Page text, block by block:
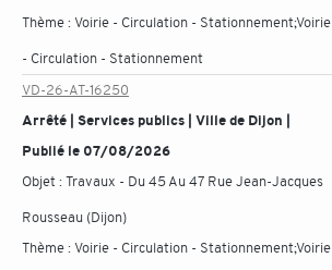
Thème :Voirie - Circulation - Stationnement;Voirie
- Circulation - Stationnement
VD-26-AT-16250
Arrêté | Services publics | Ville de Dijon |
Publié le 07/08/2026
Objet :Travaux - Du 45 Au 47 Rue Jean-Jacques
Rousseau (Dijon)
Thème :Voirie - Circulation - Stationnement;Voirie